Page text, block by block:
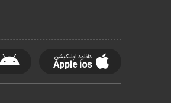
دانلود اپلیکیشن
Apple ios